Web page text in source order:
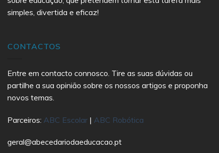
simples, divertida e eficaz!
CONTACTOS
Entre em contacto connosco. Tire as suas dúvidas ou
partilhe a sua opinião sobre os nossos artigos e proponha
novos temas.
Parceiros: ABC Escolar | ABC Robótica
geral@abecedariodaeducacao.pt